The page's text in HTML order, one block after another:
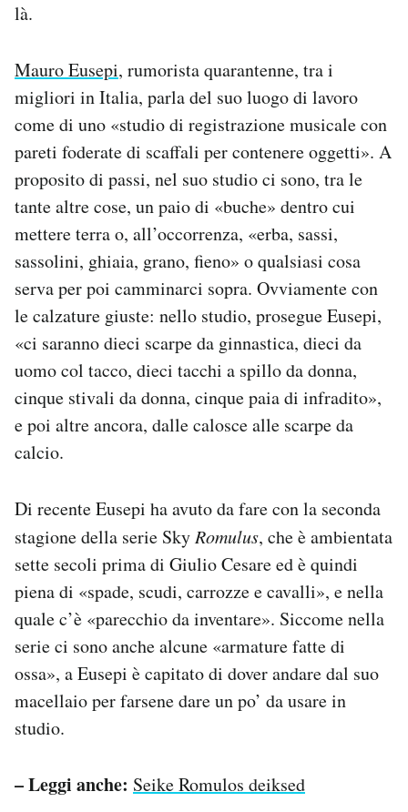
là.
Mauro Eusepi, rumorista quarantenne, tra i
migliori in Italia, parla del suo luogo di lavoro
come di uno «studio di registrazione musicale con
pareti foderate di scaffali per contenere oggetti». A
proposito di passi, nel suo studio ci sono, tra le
tante altre cose, un paio di «buche» dentro cui
mettere terra o, all’occorrenza, «erba, sassi,
sassolini, ghiaia, grano, fieno» o qualsiasi cosa
serva per poi camminarci sopra. Ovviamente con
le calzature giuste: nello studio, prosegue Eusepi,
«ci saranno dieci scarpe da ginnastica, dieci da
uomo col tacco, dieci tacchi a spillo da donna,
cinque stivali da donna, cinque paia di infradito»,
e poi altre ancora, dalle calosce alle scarpe da
calcio.
Di recente Eusepi ha avuto da fare con la seconda
stagione della serie SkyRomulus, che è ambientata
sette secoli prima di Giulio Cesare ed è quindi
piena di «spade, scudi, carrozze e cavalli», e nella
quale c’è «parecchio da inventare». Siccome nella
serie ci sono anche alcune «armature fatte di
ossa», a Eusepi è capitato di dover andare dal suo
macellaio per farsene dare un po’ da usare in
studio.
– Leggi anche: Seike Romulos deiksed